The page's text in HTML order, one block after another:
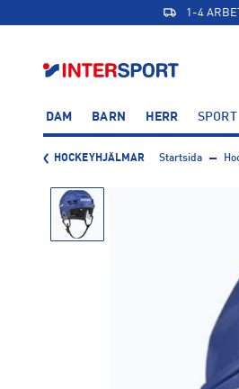
1-4
DAM BARN HERR SPORT
HOCKEYHJÄLMAR Startsida